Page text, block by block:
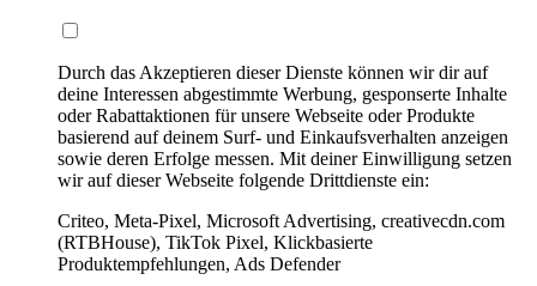
Durch das Akzeptieren dieser Dienste können wir dir auf
deine Interessen abgestimmte Werbung, gesponserte Inhalte
oder Rabattaktionen für unsere Webseite oder Produkte
basierend auf deinem Surf- und Einkaufsverhalten anzeigen
sowie deren Erfolge messen. Mit deiner Einwilligung setzen
wir auf dieser Webseite folgende Drittdienste ein:
Criteo, Meta-Pixel, Microsoft Advertising, creativecdn.com
(RTBHouse), TikTok Pixel, Klickbasierte
Produktempfehlungen, Ads Defender